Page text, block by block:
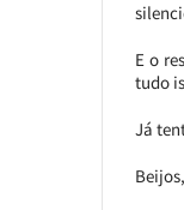
E o
tudo
Já
Beijos,